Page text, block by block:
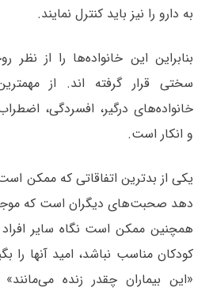
به دارو را نیز باید کنترل نمایند.
بنابراین این خانواده‌ها را از
سختی قرار گرفته اند. از
خانواده‌های درگیر، افسردگی،
و انکار است.
یکی از بدترین اتفاقاتی که ممکن
دهد صحبت‌های دیگران است که
همچنین ممکن است نگاه سایر
کودکان مناسب نباشد، امید آنها را
«این بیماران چقدر زنده